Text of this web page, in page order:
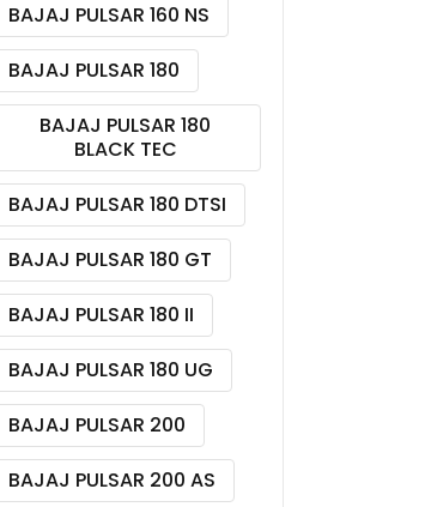
BAJAJ PULSAR 160 NS
BAJAJ PULSAR 180
BAJAJ PULSAR 180
BLACK TEC
BAJAJ PULSAR 180 DTSI
BAJAJ PULSAR 180 GT
BAJAJ PULSAR 180 II
BAJAJ PULSAR 180 UG
BAJAJ PULSAR 200
BAJAJ PULSAR 200 AS